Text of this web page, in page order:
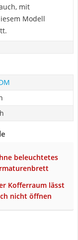
mit
Modell
beleuchtetes
Kofferraum lässt
nicht öffnen